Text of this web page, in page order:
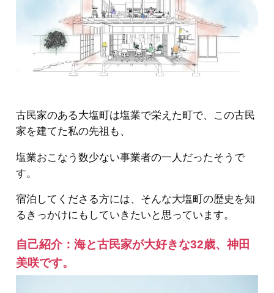
古民家のある大塩町は塩業で栄えた町で、この古民
家を建てた私の先祖も、
塩業おこなう数少ない事業者の一人だったそうで
す。
宿泊してくださる方には、そんな大塩町の歴史を知
るきっかけにもしていきたいと思っています。
自己紹介：海と古民家が大好きな32歳、神田
美咲です。